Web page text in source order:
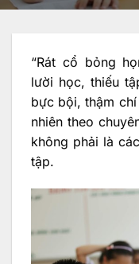
“Rát cổ bỏng
lười học, thiếu
bực bội, thậm
nhiên theo
không phải là
tập.